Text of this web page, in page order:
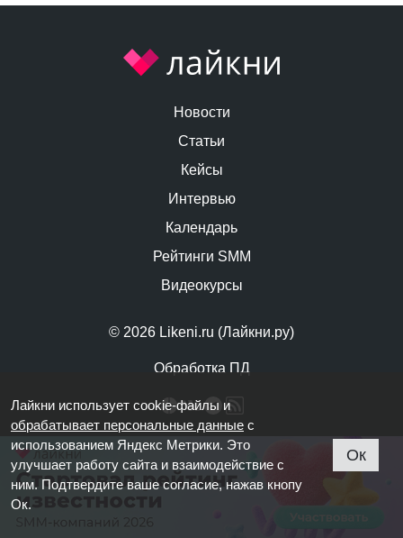
© 2026 Likeni.ru (Лайкни.ру)
Обработка ПД
Новости
Статьи
Кейсы
Интервью
Календарь
Рейтинги SMM
Видеокурсы
Лайкни использует cookie-файлы и
обрабатывает персональные данные с
использованием Яндекс Метрики. Это
улучшает работу сайта и взаимодействие с
ним. Подтвердите ваше согласие, нажав кнопу
Ок.
Ок